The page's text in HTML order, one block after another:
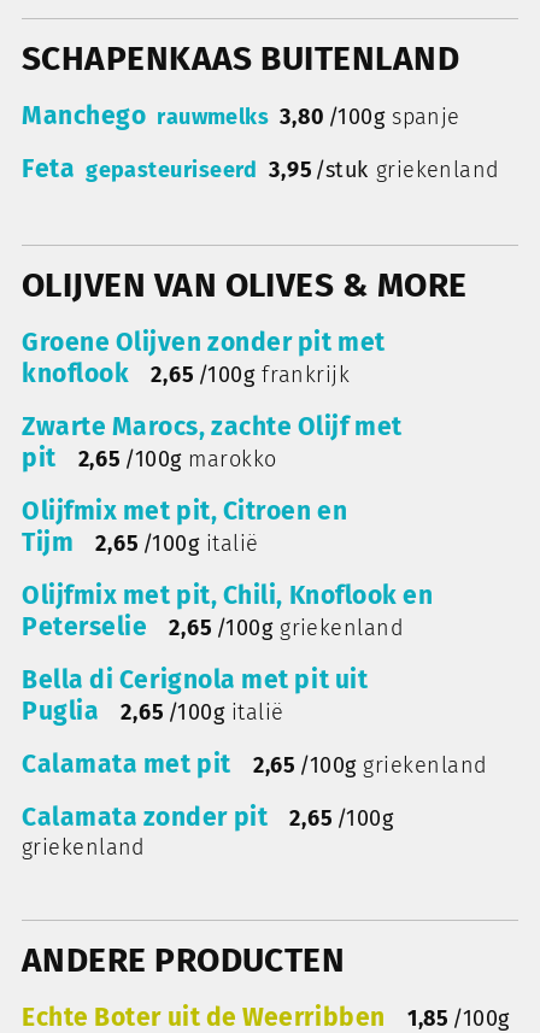
SCHAPENKAAS BUITENLAND
Manchego rauwmelks 3,80 /100g spanje
Feta gepasteuriseerd 3,95 /stuk griekenland
OLIJVEN VAN OLIVES & MORE
Groene Olijven zonder pit met
knoflook
2,65 /100g frankrijk
Zwarte Marocs, zachte Olijf met
pit
2,65 /100g marokko
Olijfmix met pit, Citroen en
Tijm
2,65 /100g italië
Olijfmix met pit, Chili, Knoflook en
Peterselie
2,65 /100g griekenland
Bella di Cerignola met pit uit
Puglia
2,65 /100g italië
Calamata met pit 2,65 /100g griekenland
Calamata zonder pit 2,65 /100g
griekenland
ANDERE PRODUCTEN
Echte Boter uit de Weerribben 1,85 /100g